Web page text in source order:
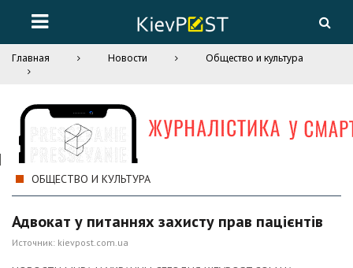
Главная Новости Общество и культура
ОБЩЕСТВО И КУЛЬТУРА
Адвокат у питаннях захисту прав пацієнтів
Источник: kievpost.com.ua